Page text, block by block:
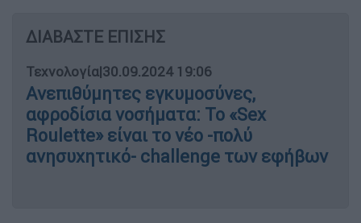
ΔΙΑΒΑΣΤΕ ΕΠΙΣΗΣ
Τεχνολογία|30.09.2024 19:06
Ανεπιθύμητες εγκυμοσύνες,
αφροδίσια νοσήματα: Το «Sex
Roulette» είναι το νέο -πολύ
ανησυχητικό- challenge των εφήβων